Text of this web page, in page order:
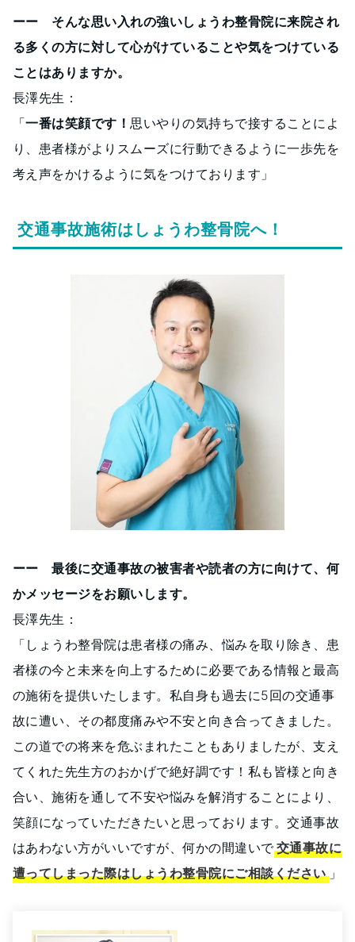
ーー そんな思い入れの強いしょうわ整骨院に来院され
る多くの方に対して心がけていることや気をつけている
ことはありますか。
長澤先生：
「一番は笑顔です！思いやりの気持ちで接することによ
り、患者様がよりスムーズに行動できるように一歩先を
考え声をかけるように気をつけております」
交通事故施術はしょうわ整骨院へ！
ーー 最後に交通事故の被害者や読者の方に向けて、何
かメッセージをお願いします。
長澤先生：
「しょうわ整骨院は患者様の痛み、悩みを取り除き、患
者様の今と未来を向上するために必要である情報と最高
の施術を提供いたします。私自身も過去に5回の交通事
故に遭い、その都度痛みや不安と向き合ってきました。
この道での将来を危ぶまれたこともありましたが、支え
てくれた先生方のおかげで絶好調です！私も皆様と向き
合い、施術を通して不安や悩みを解消することにより、
笑顔になっていただきたいと思っております。交通事故
はあわない方がいいですが、何かの間違いで交通事故に
遭ってしまった際はしょうわ整骨院にご相談ください」